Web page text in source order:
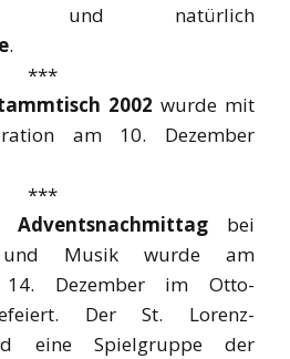
und natürlich
.
***
2002 wurde mit
am 10. Dezember
***
Adventsnachmittagbei
und Musik wurde am
14. Dezember im Otto-
Der St. Lorenz-
eine Spielgruppe der